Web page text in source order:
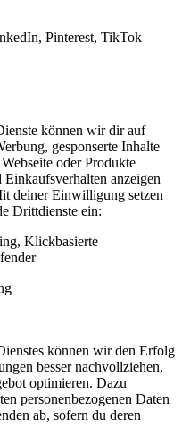
Pinterest, TikTok
können wir dir auf
gesponserte Inhalte
oder Produkte
anzeigen
deiner Einwilligung setzen
Drittdienste ein:
Klickbasierte
können wir den Erfolg
besser nachvollziehen,
optimieren. Dazu
personenbezogenen Daten
ab, sofern du deren